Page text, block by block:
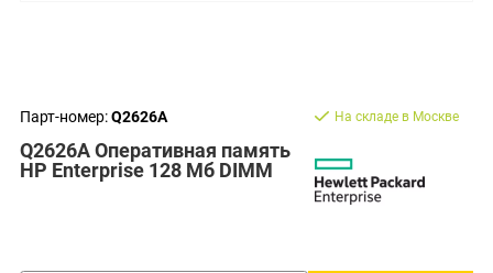
Парт-номер:Q2626A
Q2626A Оперативная память
HP Enterprise 128 Мб DIMM
На складе в Москве